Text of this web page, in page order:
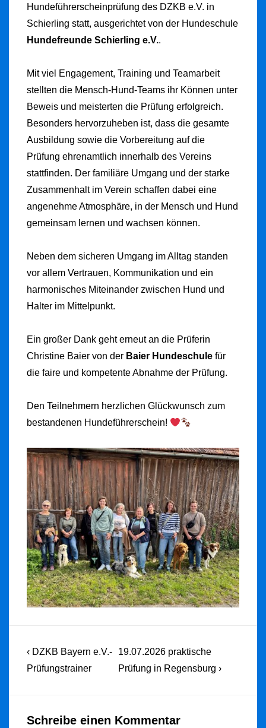
Hundeführerscheinprüfung des DZKB e.V. in
Schierling statt, ausgerichtet von der Hundeschule
Hundefreunde Schierling e.V..
Mit viel Engagement, Training und Teamarbeit
stellten die Mensch-Hund-Teams ihr Können unter
Beweis und meisterten die Prüfung erfolgreich.
Besonders hervorzuheben ist, dass die gesamte
Ausbildung sowie die Vorbereitung auf die
Prüfung ehrenamtlich innerhalb des Vereins
stattfinden. Der familiäre Umgang und der starke
Zusammenhalt im Verein schaffen dabei eine
angenehme Atmosphäre, in der Mensch und Hund
gemeinsam lernen und wachsen können.
Neben dem sicheren Umgang im Alltag standen
vor allem Vertrauen, Kommunikation und ein
harmonisches Miteinander zwischen Hund und
Halter im Mittelpunkt.
Ein großer Dank geht erneut an die Prüferin
Christine Baier von der Baier Hundeschule für
die faire und kompetente Abnahme der Prüfung.
Den Teilnehmern herzlichen Glückwunsch zum
bestandenen Hundeführerschein!
Beitragsnavigation
Previous
Post
‹ DZKB Bayern e.V.-
Prüfungstrainer
Next
Post
19.07.2026 praktische
Prüfung in Regensburg ›
Schreibe einen Kommentar